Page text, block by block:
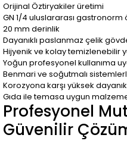
Orijinal Öztiryakiler üretimi
GN 1/4 uluslararası gastronorm
20 mm derinlik
Dayanıklı paslanmaz çelik
Hijyenik ve kolay temizlenebilir
Yoğun profesyonel kullanıma
Benmari ve soğutmalı
Korozyona karşı yüksek
Gıda ile temasa uygun
Profesyonel
Güvenilir